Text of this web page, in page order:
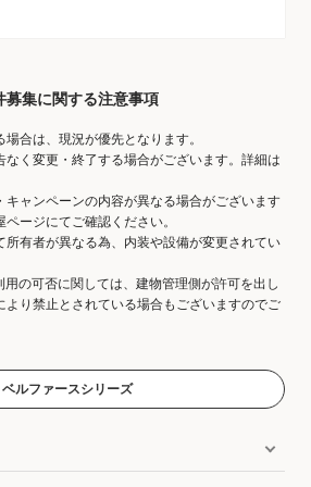
募集に関する注意事項
合は、現況が優先となります。
く変更・終了する場合がございます。詳細は
ャンペーンの内容が異なる場合がございます
ージにてご確認ください。
有者が異なる為、内装や設備が変更されてい
の可否に関しては、建物管理側が許可を出し
より禁止とされている場合もございますのでご
ベルファースシリーズ